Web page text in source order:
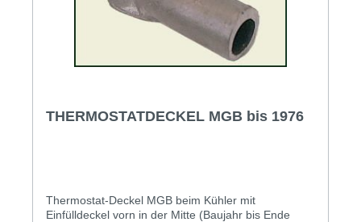
THERMOSTATDECKEL MGB bis 1976
Thermostat-Deckel MGB beim Kühler mit
Einfülldeckel vorn in der Mitte (Baujahr bis Ende